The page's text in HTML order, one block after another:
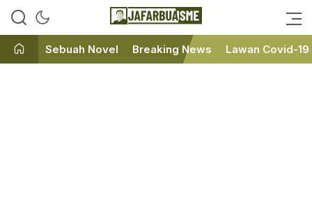
JafarBua
Ini bukan Media Online, Ini
Sebuah Novel Breaking News Lawan Covid-19